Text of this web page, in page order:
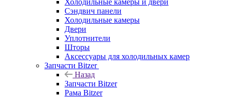
Холодильные камеры и двери
Сэндвич панели
Холодильные камеры
Двери
Уплотнители
Шторы
Аксессуары для холодильных камер
Запчасти Bitzer
Назад
Запчасти Bitzer
Рама Bitzer